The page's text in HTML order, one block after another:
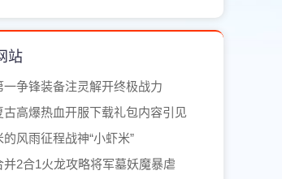
站
一争锋装备注灵解开终极战力
古高爆热血开服下载礼包内容引见
的风雨征程战神“小虾米”
并2合1火龙攻略将军墓妖魔暴虐